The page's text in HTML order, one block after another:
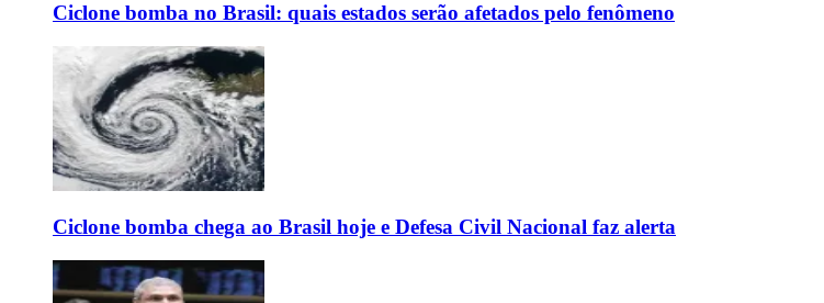
Ciclone bomba no Brasil: quais estados serão afetados pelo fenômeno
Ciclone bomba chega ao Brasil hoje e Defesa Civil Nacional faz alerta